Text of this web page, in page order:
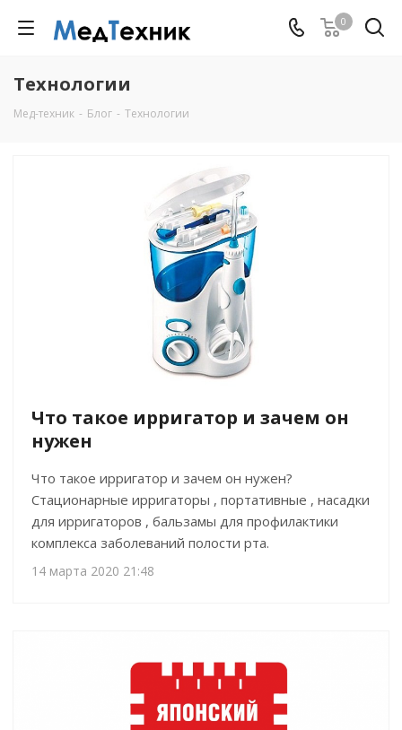
0
Технологии
Мед-техник - Блог - Технологии
Что такое ирригатор и зачем он
нужен
Что такое ирригатор и зачем он нужен?
Стационарные ирригаторы , портативные , насадки
для ирригаторов , бальзамы для профилактики
комплекса заболеваний полости рта.
14 марта 2020 21:48